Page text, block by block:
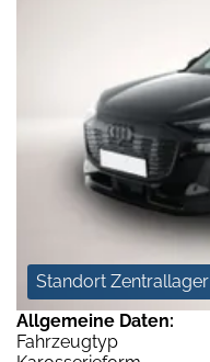
Standort Zentrallager
Allgemeine Daten:
Fahrzeugtyp